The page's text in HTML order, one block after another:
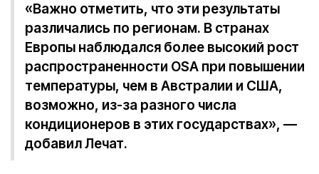
«Важно отметить, что эти результаты
различались по регионам. В странах
Европы наблюдался более высокий рост
распространенности OSA при повышении
температуры, чем в Австралии и США,
возможно, из-за разного числа
кондиционеров в этих государствах», —
добавил Лечат.